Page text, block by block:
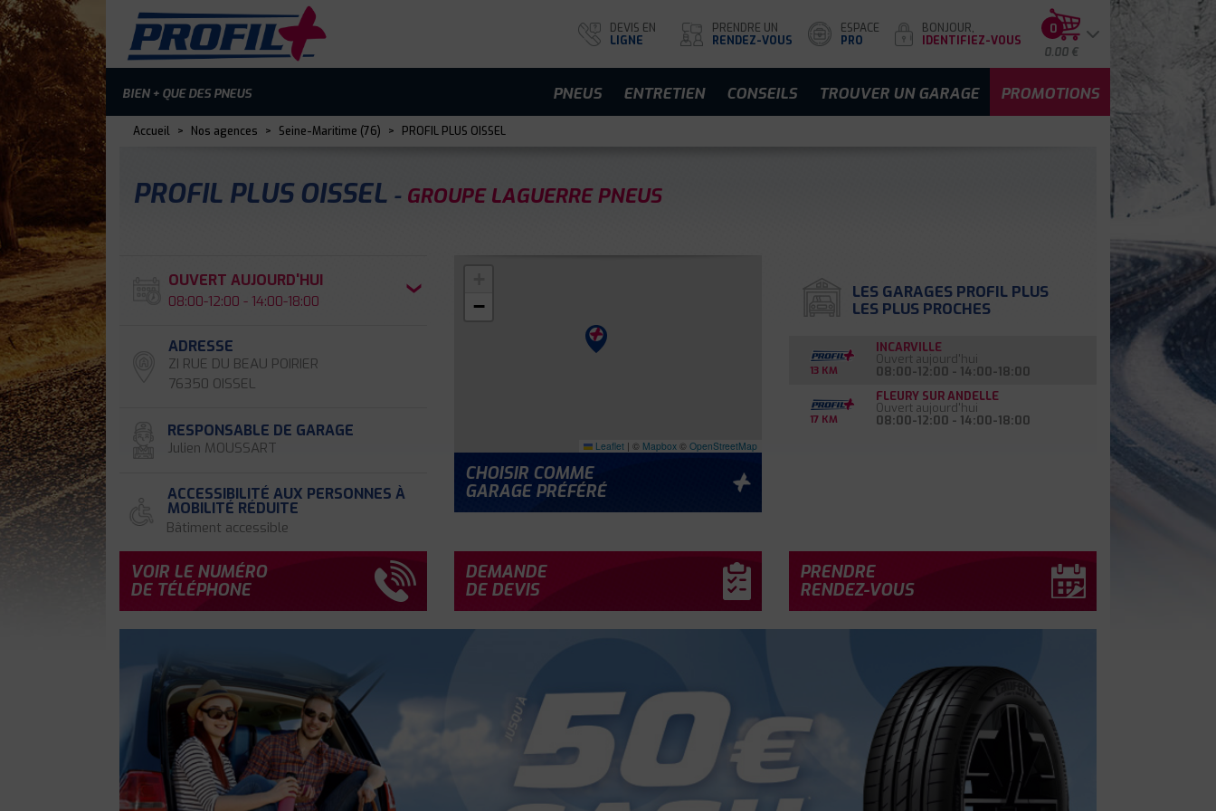
BIEN + QUE DES PNEUS
DEVIS EN
LIGNE
PRENDRE UN
RENDEZ-VOUS
ESPACE
PRO
BONJOUR,
IDENTIFIEZ-VOUS
0
0.00 €
PNEUS ENTRETIEN CONSEILS TROUVER UN GARAGE PROMOTIONS
Accueil > Nos agences > Seine-Maritime (76) > PROFIL PLUS OISSEL
PROFIL PLUS OISSEL GROUPE LAGUERRE PNEUS
OUVERT AUJOURD'HUI
08:00-12:00 - 14:00-18:00
ADRESSE
ZI RUE DU BEAU POIRIER
76350 OISSEL
RESPONSABLE DE GARAGE
Julien MOUSSART
ACCESSIBILITÉ AUX PERSONNES À
MOBILITÉ RÉDUITE
Bâtiment accessible
−
Leaflet | © Mapbox © OpenStreetMap
CHOISIR COMME
GARAGE PRÉFÉRÉ
LES GARAGES PROFIL PLUS
LES PLUS PROCHES
13 KM
INCARVILLE
Ouvert aujourd'hui
08:00-12:00 - 14:00-18:00
17 KM
FLEURY SUR ANDELLE
Ouvert aujourd'hui
08:00-12:00 - 14:00-18:00
VOIR LE NUMÉRO
DE TÉLÉPHONE
DEMANDE
DE DEVIS
PRENDRE
RENDEZ-VOUS